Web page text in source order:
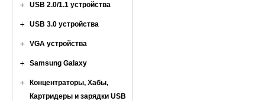
USB 2.0/1.1 устройства
USB 3.0 устройства
VGA устройства
Samsung Galaxy
Концентраторы, Хабы,
Картридеры и зарядки USB